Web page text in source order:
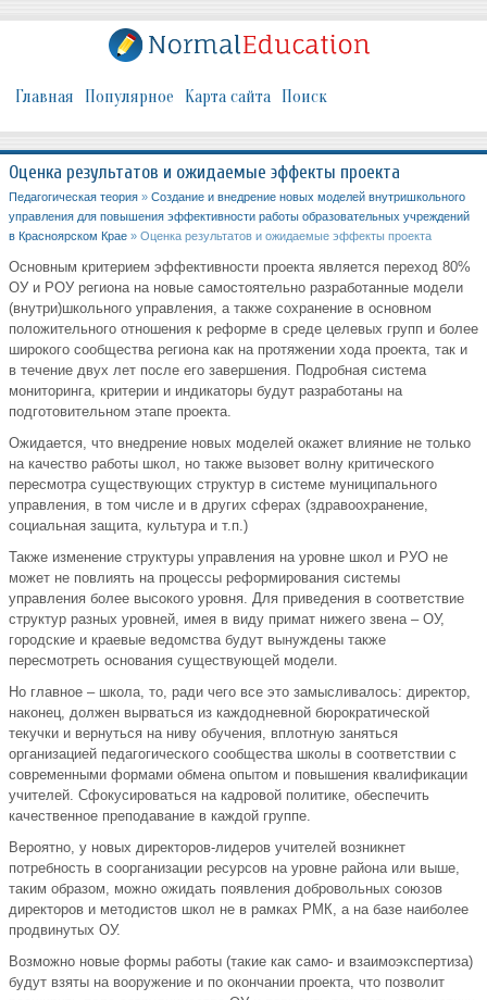
Главная Популярное Карта сайта Поиск
Оценка результатов и ожидаемые эффекты проекта
Педагогическая теория » Создание и внедрение новых моделей внутришкольного
управления для повышения эффективности работы образовательных учреждений
в Красноярском Крае » Оценка результатов и ожидаемые эффекты проекта
Основным критерием эффективности проекта является переход 80%
ОУ и РОУ региона на новые самостоятельно разработанные модели
(внутри)школьного управления, а также сохранение в основном
положительного отношения к реформе в среде целевых групп и более
широкого сообщества региона как на протяжении хода проекта, так и
в течение двух лет после его завершения. Подробная система
мониторинга, критерии и индикаторы будут разработаны на
подготовительном этапе проекта.
Ожидается, что внедрение новых моделей окажет влияние не только
на качество работы школ, но также вызовет волну критического
пересмотра существующих структур в системе муниципального
управления, в том числе и в других сферах (здравоохранение,
социальная защита, культура и т.п.)
Также изменение структуры управления на уровне школ и РУО не
может не повлиять на процессы реформирования системы
управления более высокого уровня. Для приведения в соответствие
структур разных уровней, имея в виду примат нижего звена – ОУ,
городские и краевые ведомства будут вынуждены также
пересмотреть основания существующей модели.
Но главное – школа, то, ради чего все это замысливалось: директор,
наконец, должен вырваться из каждодневной бюрократической
текучки и вернуться на ниву обучения, вплотную заняться
организацией педагогического сообщества школы в соответствии с
современными формами обмена опытом и повышения квалификации
учителей. Сфокусироваться на кадровой политике, обеспечить
качественное преподавание в каждой группе.
Вероятно, у новых директоров-лидеров учителей возникнет
потребность в соорганизации ресурсов на уровне района или выше,
таким образом, можно ожидать появления добровольных союзов
директоров и методистов школ не в рамках РМК, а на базе наиболее
продвинутых ОУ.
Возможно новые формы работы (такие как само- и взаимоэкспертиза)
будут взяты на вооружение и по окончании проекта, что позволит